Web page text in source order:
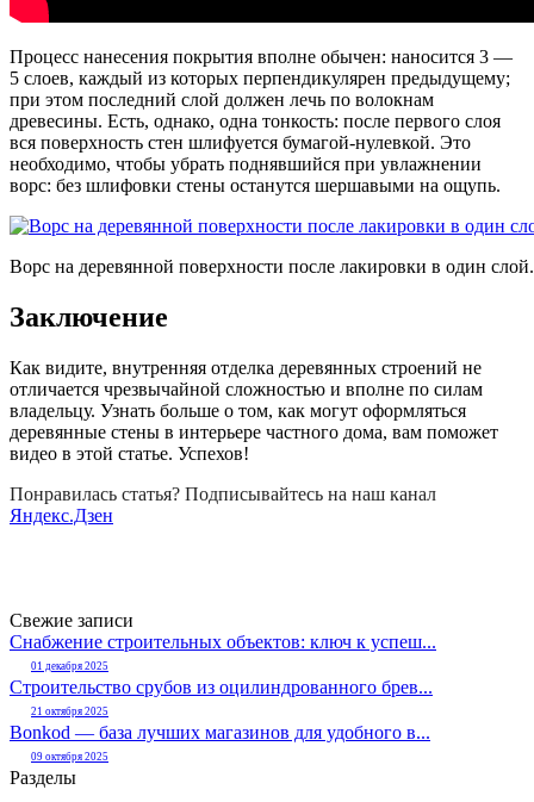
Процесс нанесения покрытия вполне обычен: наносится 3 —
5 слоев, каждый из которых перпендикулярен предыдущему;
при этом последний слой должен лечь по волокнам
древесины. Есть, однако, одна тонкость: после первого слоя
вся поверхность стен шлифуется бумагой-нулевкой. Это
необходимо, чтобы убрать поднявшийся при увлажнении
ворс: без шлифовки стены останутся шершавыми на ощупь.
Ворс на деревянной поверхности после лакировки в один слой.
Заключение
Как видите, внутренняя отделка деревянных строений не
отличается чрезвычайной сложностью и вполне по силам
владельцу. Узнать больше о том, как могут оформляться
деревянные стены в интерьере частного дома, вам поможет
видео в этой статье. Успехов!
Понравилась статья? Подписывайтесь на наш канал
Яндекс.Дзен
Свежие записи
Снабжение строительных объектов: ключ к успеш...
01 декабря 2025
Строительство срубов из оцилиндрованного брев...
21 октября 2025
Bonkod — база лучших магазинов для удобного в...
09 октября 2025
Разделы